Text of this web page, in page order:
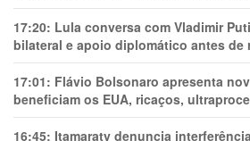
17:20: Lula conversa com Vladimir
bilateral e apoio diplomático antes de
17:01: Flávio Bolsonaro apresenta
beneficiam os EUA, ricaços,
16:45: Itamaraty denuncia